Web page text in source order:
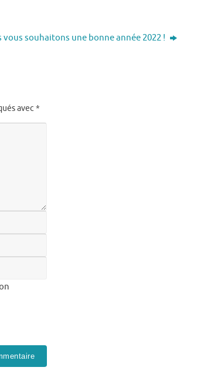
vous souhaitons une bonne année 2022 !
avec*